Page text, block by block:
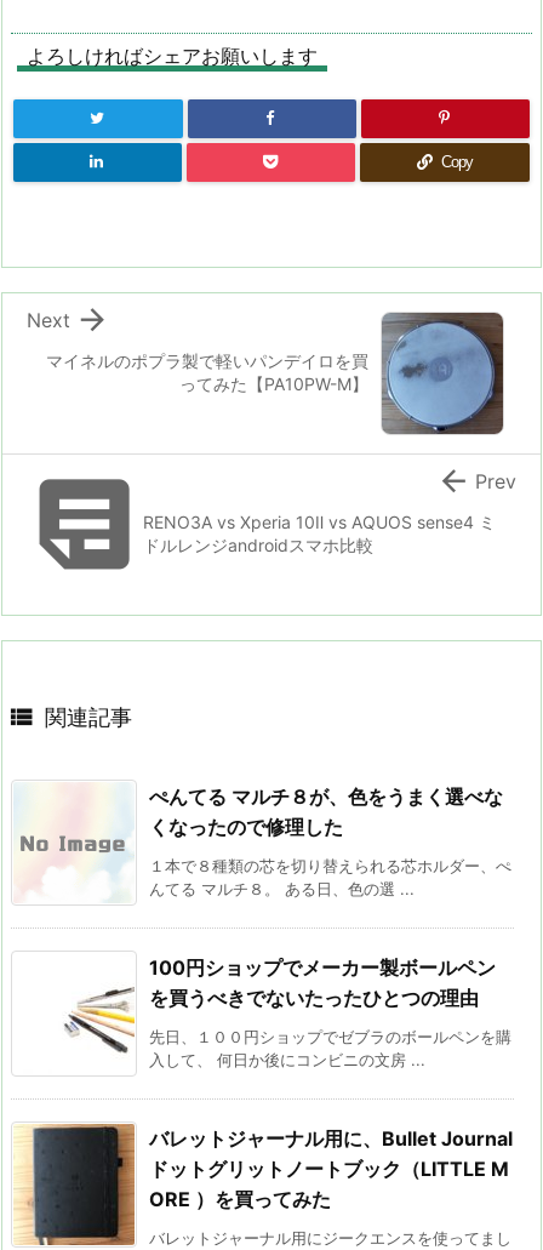
よろしければシェアお願いします
Copy
マイネルのポプラ製で軽いパンデイロを買
ってみた【PA10PW-M】

Next
RENO3A vs Xperia 10Ⅱ vs AQUOS sense4 ミ
ドルレンジandroidスマホ比較
 Prev
 関連記事
ぺんてる マルチ８が、色をうまく選べな
くなったので修理した
１本で８種類の芯を切り替えられる芯ホルダー、ぺ
んてる マルチ８。 ある日、色の選 ...
100円ショップでメーカー製ボールペン
を買うべきでないたったひとつの理由
先日、１００円ショップでゼブラのボールペンを購
入して、 何日か後にコンビニの文房 ...
バレットジャーナル用に、Bullet Journal
ドットグリットノートブック（LITTLE M
ORE ）を買ってみた
バレットジャーナル用にジークエンスを使ってまし